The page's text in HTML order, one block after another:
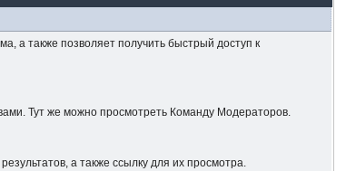
а также позволяет получить быстрый доступ к
Тут же можно просмотреть Команду Модераторов.
а также ссылку для их просмотра.